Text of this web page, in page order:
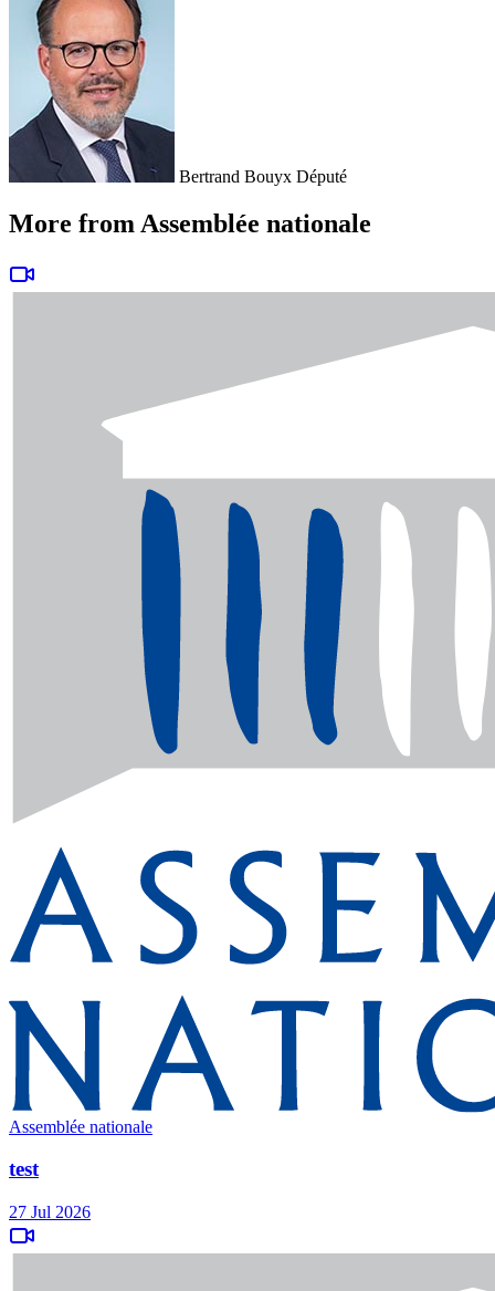
Bertrand Bouyx Député
More from Assemblée nationale
Assemblée nationale
test
27 Jul 2026